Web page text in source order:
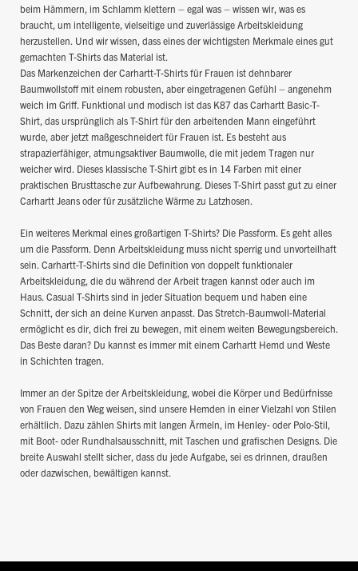
beim Hämmern, im Schlamm klettern – egal was – wissen wir, was es
braucht, um intelligente, vielseitige und zuverlässige Arbeitskleidung
herzustellen. Und wir wissen, dass eines der wichtigsten Merkmale eines gut
gemachten T-Shirts das Material ist.
Das Markenzeichen der Carhartt-T-Shirts für Frauen ist dehnbarer
Baumwollstoff mit einem robusten, aber eingetragenen Gefühl – angenehm
weich im Griff. Funktional und modisch ist das K87 das Carhartt Basic-T-
Shirt, das ursprünglich als T-Shirt für den arbeitenden Mann eingeführt
wurde, aber jetzt maßgeschneidert für Frauen ist. Es besteht aus
strapazierfähiger, atmungsaktiver Baumwolle, die mit jedem Tragen nur
weicher wird. Dieses klassische T-Shirt gibt es in 14 Farben mit einer
praktischen Brusttasche zur Aufbewahrung. Dieses T-Shirt passt gut zu einer
Carhartt Jeans oder für zusätzliche Wärme zu Latzhosen.
Ein weiteres Merkmal eines großartigen T-Shirts? Die Passform. Es geht alles
um die Passform. Denn Arbeitskleidung muss nicht sperrig und unvorteilhaft
sein. Carhartt-T-Shirts sind die Definition von doppelt funktionaler
Arbeitskleidung, die du während der Arbeit tragen kannst oder auch im
Haus. Casual T-Shirts sind in jeder Situation bequem und haben eine
Schnitt, der sich an deine Kurven anpasst. Das Stretch-Baumwoll-Material
ermöglicht es dir, dich frei zu bewegen, mit einem weiten Bewegungsbereich.
Das Beste daran? Du kannst es immer mit einem Carhartt Hemd und Weste
in Schichten tragen.
Immer an der Spitze der Arbeitskleidung, wobei die Körper und Bedürfnisse
von Frauen den Weg weisen, sind unsere Hemden in einer Vielzahl von Stilen
erhältlich. Dazu zählen Shirts mit langen Ärmeln, im Henley- oder Polo-Stil,
mit Boot- oder Rundhalsausschnitt, mit Taschen und grafischen Designs. Die
breite Auswahl stellt sicher, dass du jede Aufgabe, sei es drinnen, draußen
oder dazwischen, bewältigen kannst.